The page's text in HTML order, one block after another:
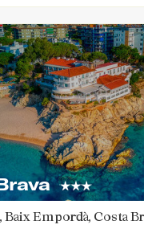
Empordà, Costa